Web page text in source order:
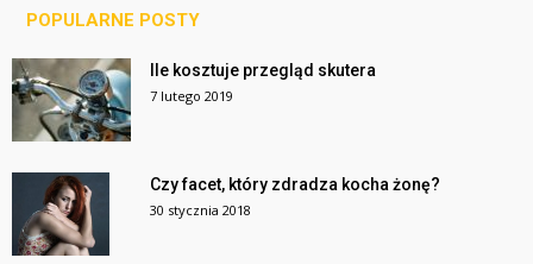
POPULARNE POSTY
Ile kosztuje przegląd skutera
7 lutego 2019
Czy facet, który zdradza kocha żonę?
30 stycznia 2018